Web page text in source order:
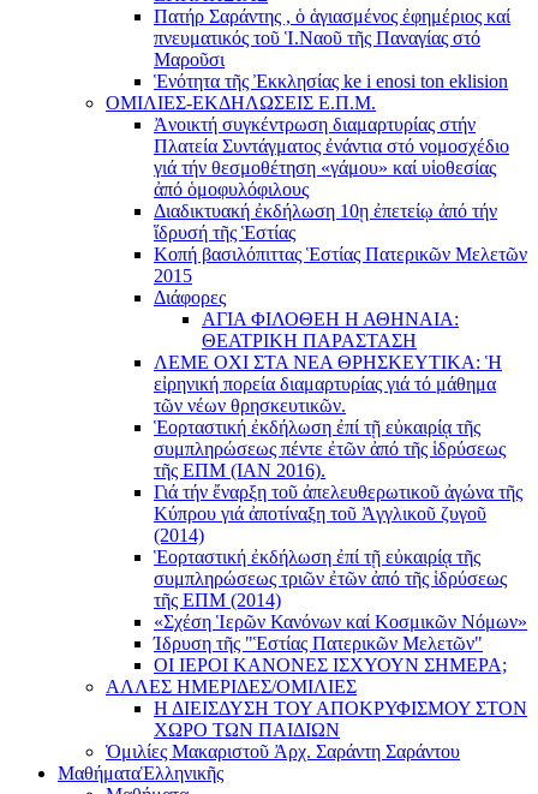
Πατήρ Σαράντης , ὁ ἁγιασμένος ἐφημέριος καί
πνευματικός τοῦ Ἱ.Ναοῦ τῆς Παναγίας στό
Μαροῦσι
Ἑνότητα τῆς Ἐκκλησίας ke i enosi ton eklision
ΟΜΙΛΙΕΣ-ΕΚΔΗΛΩΣΕΙΣ Ε.Π.Μ.
Ἀνοικτή συγκέντρωση διαμαρτυρίας στήν
Πλατεία Συντάγματος ἐνάντια στό νομοσχέδιο
γιά τήν θεσμοθέτηση «γάμου» καί υἱοθεσίας
ἀπό ὁμοφυλόφιλους
Διαδικτυακή ἐκδήλωση 10ῃ ἐπετείῳ ἀπό τήν
ἵδρυσή τῆς Ἑστίας
Κοπή βασιλόπιττας Ἑστίας Πατερικῶν Μελετῶν
2015
Διάφορες
ΑΓΙΑ ΦΙΛΟΘΕΗ Η ΑΘΗΝΑΙΑ:
ΘΕΑΤΡΙΚΗ ΠΑΡΑΣΤΑΣΗ
ΛΕΜΕ ΟΧΙ ΣΤΑ ΝΕΑ ΘΡΗΣΚΕΥΤΙΚΑ: Ἡ
εἰρηνική πορεία διαμαρτυρίας γιά τό μάθημα
τῶν νέων θρησκευτικῶν.
Ἑορταστική ἐκδήλωση ἐπί τῇ εὐκαιρίᾳ τῆς
συμπληρώσεως πέντε ἐτῶν ἀπό τῆς ἱδρύσεως
τῆς ΕΠΜ (ΙΑΝ 2016).
Γιά τήν ἔναρξη τοῦ ἀπελευθερωτικοῦ ἀγώνα τῆς
Κύπρου γιά ἀποτίναξη τοῦ Ἀγγλικοῦ ζυγοῦ
(2014)
Ἑορταστική ἐκδήλωση ἐπί τῇ εὐκαιρίᾳ τῆς
συμπληρώσεως τριῶν ἐτῶν ἀπό τῆς ἱδρύσεως
τῆς ΕΠΜ (2014)
«Σχέση Ἱερῶν Κανόνων καί Κοσμικῶν Νόμων»
Ίδρυση τῆς "Ἑστίας Πατερικῶν Μελετῶν"
ΟΙ ΙΕΡΟΙ ΚΑΝΟΝΕΣ ΙΣΧΥΟΥΝ ΣΗΜΕΡΑ;
ΑΛΛΕΣ ΗΜΕΡΙΔΕΣ/ΟΜΙΛΙΕΣ
Η ΔΙΕΙΣΔΥΣΗ ΤΟΥ ΑΠΟΚΡΥΦΙΣΜΟΥ ΣΤΟΝ
ΧΩΡΟ ΤΩΝ ΠΑΙΔΙΩΝ
Ὁμιλίες Μακαριστοῦ Ἀρχ. Σαράντη Σαράντου
ΜαθήματαἙλληνικῆς